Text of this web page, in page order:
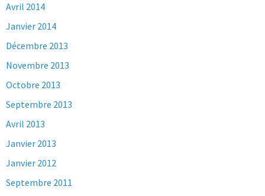
Avril 2014
Janvier 2014
Décembre 2013
Novembre 2013
Octobre 2013
Septembre 2013
Avril 2013
Janvier 2013
Janvier 2012
Septembre 2011